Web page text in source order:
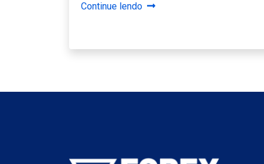
Continue lendo